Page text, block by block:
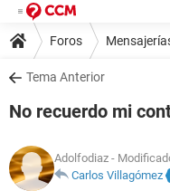
Foros
Tema Anterior
No recuerdo mi
Adolfodiaz -
Carlos Villagómez